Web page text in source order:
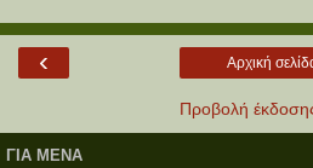
‹ Αρχική
Προβολή
ΓΙΑ ΜΕΝΑ